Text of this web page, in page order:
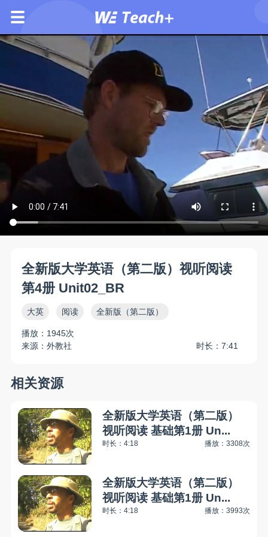
全新版大学英语（第二版）视听阅读
第4册 Unit02_BR
大英 阅读 全新版（第二版）
播放：1945次
来源：外教社
时长：7:41
相关资源
全新版大学英语（第二版）
视听阅读 基础第1册 Un...
时长：4:18 播放：3308次
全新版大学英语（第二版）
视听阅读 基础第1册 Un...
时长：4:18 播放：3993次